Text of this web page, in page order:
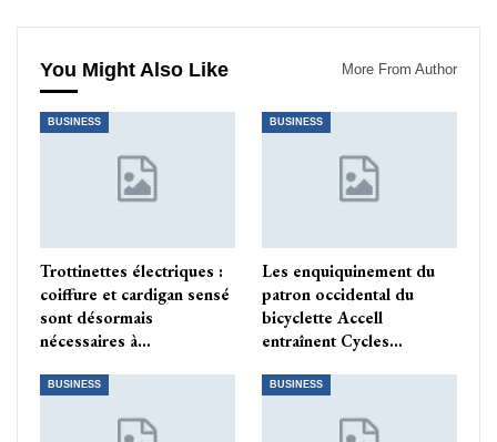
You Might Also Like More From Author
BUSINESS
Trottinettes électriques :
coiffure et cardigan sensé
sont désormais
nécessaires à…
BUSINESS
Les enquiquinement du
patron occidental du
bicyclette Accell
entraînent Cycles…
BUSINESS BUSINESS